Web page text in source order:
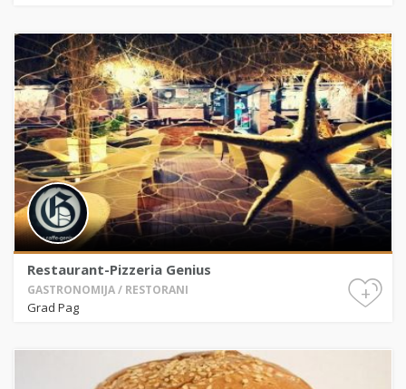
Restaurant-Pizzeria Genius
GASTRONOMIJA / RESTORANI
Grad Pag
+